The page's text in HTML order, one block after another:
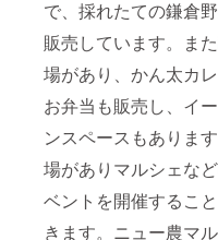
で、採れたての鎌倉
販売しています。ま
場があり、かん太カ
お弁当も販売し、イ
ンスペースもありま
場がありマルシェな
ベントを開催するこ
きます。ニュー農マ